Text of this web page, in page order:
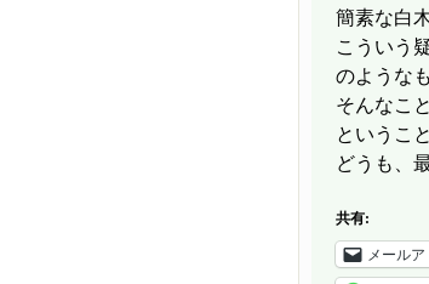
簡素な白
こういう
のような
そんなこ
というこ
どうも、
共有:
メール